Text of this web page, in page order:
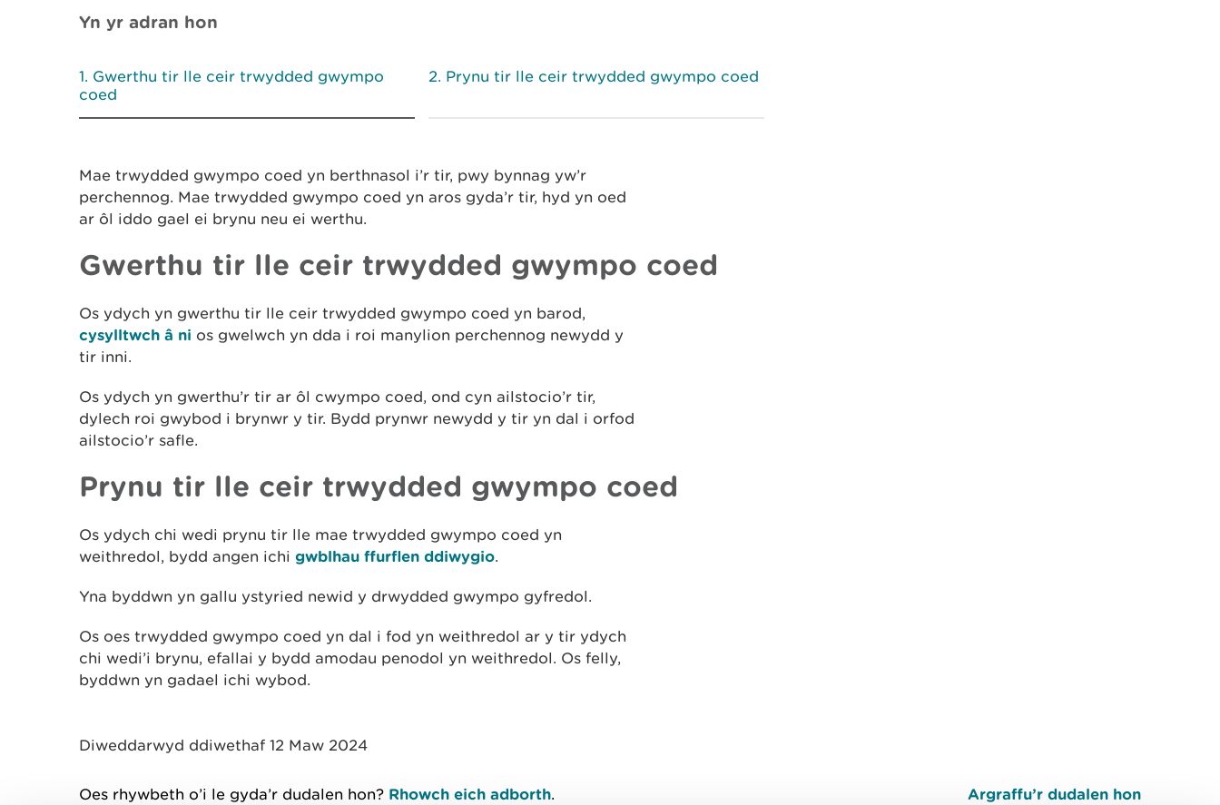
Yn yr adran hon
Gwerthu tir lle ceir trwydded gwympo
coed
Prynu tir lle ceir trwydded gwympo coed
Mae trwydded gwympo coed yn berthnasol i’r tir, pwy bynnag yw’r
perchennog. Mae trwydded gwympo coed yn aros gyda’r tir, hyd yn oed
ar ôl iddo gael ei brynu neu ei werthu.
Gwerthu tir lle ceir trwydded gwympo coed
Os ydych yn gwerthu tir lle ceir trwydded gwympo coed yn barod,
cysylltwch â ni os gwelwch yn dda i roi manylion perchennog newydd y
tir inni.
Os ydych yn gwerthu’r tir ar ôl cwympo coed, ond cyn ailstocio’r tir,
dylech roi gwybod i brynwr y tir. Bydd prynwr newydd y tir yn dal i orfod
ailstocio’r safle.
Prynu tir lle ceir trwydded gwympo coed
Os ydych chi wedi prynu tir lle mae trwydded gwympo coed yn
weithredol, bydd angen ichi gwblhau ffurflen ddiwygio.
Yna byddwn yn gallu ystyried newid y drwydded gwympo gyfredol.
Os oes trwydded gwympo coed yn dal i fod yn weithredol ar y tir ydych
chi wedi’i brynu, efallai y bydd amodau penodol yn weithredol. Os felly,
byddwn yn gadael ichi wybod.
Diweddarwyd ddiwethaf 12 Maw 2024
Oes rhywbeth o’i le gyda’r dudalen hon? Rhowch eich adborth. Argraffu’r dudalen hon